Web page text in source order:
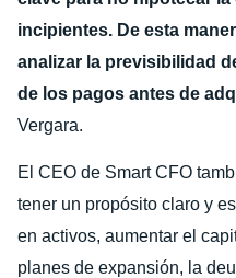
incipientes. De esta
analizar la previsibilidad
de los pagos antes de
Vergara.
El CEO de Smart CFO
tener un propósito claro y
en activos, aumentar el
planes de expansión, la